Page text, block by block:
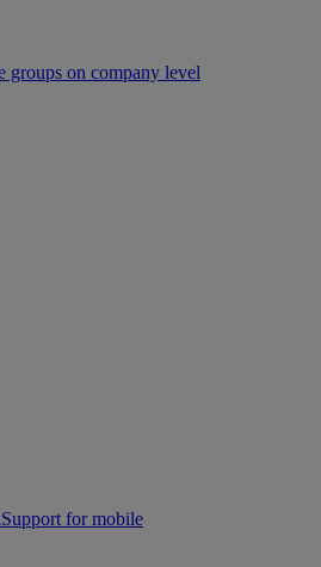
groups on company level
for mobile